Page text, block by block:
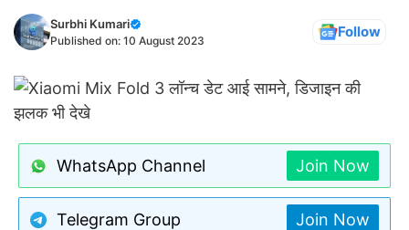
Surbhi Kumari
Published on: 10 August 2023 Follow
WhatsApp Channel Join Now
Telegram Group Join Now